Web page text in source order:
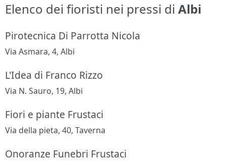
Elenco dei fioristi nei pressi diAlbi
Pirotecnica Di Parrotta Nicola
Via Asmara, 4, Albi
L'Idea di Franco Rizzo
Via N. Sauro, 19, Albi
Fiori e piante Frustaci
Via della pieta, 40, Taverna
Onoranze Funebri Frustaci